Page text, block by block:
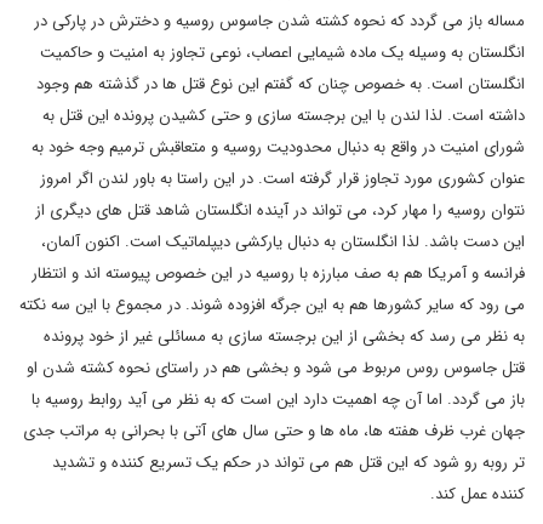
مساله باز می گردد که نحوه کشته شدن جاسوس روسیه و دخترش در پارکی در
انگلستان به وسیله یک ماده شیمایی اعصاب، نوعی تجاوز به امنیت و حاکمیت
انگلستان است. به خصوص چنان که گفتم این نوع قتل ها در گذشته هم وجود
داشته است. لذا لندن با این برجسته سازی و حتی کشیدن پرونده این قتل به
شورای امنیت در واقع به دنبال محدودیت روسیه و متعاقبش ترمیم وجه خود به
عنوان کشوری مورد تجاوز قرار گرفته است. در این راستا به باور لندن اگر امروز
نتوان روسیه را مهار کرد، می تواند در آینده انگلستان شاهد قتل های دیگری از
این دست باشد. لذا انگلستان به دنبال یارکشی دیپلماتیک است. اکنون آلمان،
فرانسه و آمریکا هم به صف مبارزه با روسیه در این خصوص پیوسته اند و انتظار
می رود که سایر کشورها هم به این جرگه افزوده شوند. در مجموع با این سه نکته
به نظر می رسد که بخشی از این برجسته سازی به مسائلی غیر از خود پرونده
قتل جاسوس روس مربوط می شود و بخشی هم در راستای نحوه کشته شدن او
باز می گردد. اما آن چه اهمیت دارد این است که به نظر می آید روابط روسیه با
جهان غرب ظرف هفته ها، ماه ها و حتی سال های آتی با بحرانی به مراتب جدی
تر روبه رو شود که این قتل هم می تواند در حکم یک تسریع کننده و تشدید
کننده عمل کند.